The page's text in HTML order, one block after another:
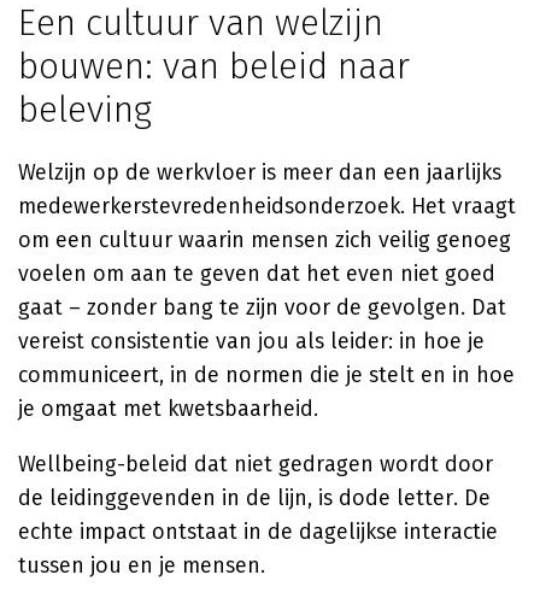
Een cultuur van welzijn
bouwen: van beleid naar
beleving
Welzijn op de werkvloer is meer dan een jaarlijks
medewerkerstevredenheidsonderzoek. Het vraagt
om een cultuur waarin mensen zich veilig genoeg
voelen om aan te geven dat het even niet goed
gaat – zonder bang te zijn voor de gevolgen. Dat
vereist consistentie van jou als leider: in hoe je
communiceert, in de normen die je stelt en in hoe
je omgaat met kwetsbaarheid.
Wellbeing-beleid dat niet gedragen wordt door
de leidinggevenden in de lijn, is dode letter. De
echte impact ontstaat in de dagelijkse interactie
tussen jou en je mensen.